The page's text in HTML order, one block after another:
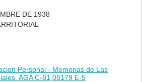
DE 1938
Personal - Memorias de Las
AGA C-81,08179 E-5